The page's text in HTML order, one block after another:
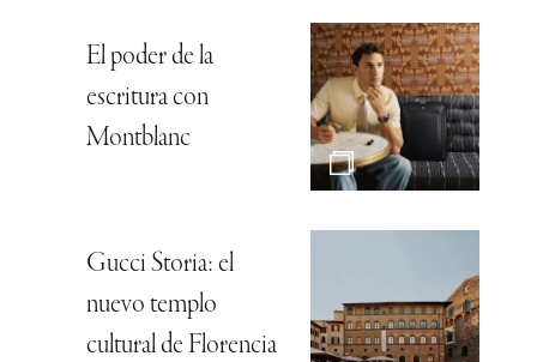
El poder de la
escritura con
Montblanc
Gucci Storia: el
nuevo templo
cultural de Florencia